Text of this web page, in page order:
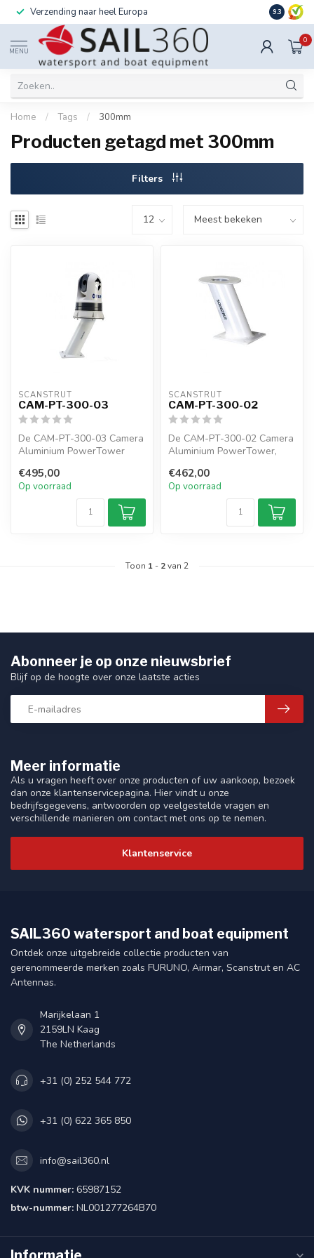
Verzending naar heel Europa Ook
9.3
MENU
0
Home / Tags / 300mm
Producten getagd met 300mm
Filters
SCANSTRUT
CAM-PT-300-03
De CAM-PT-300-03 Camera
Aluminium PowerTower
300mm (12"). H...
€495,00
Op voorraad
SCANSTRUT
CAM-PT-300-02
De CAM-PT-300-02 Camera
Aluminium PowerTower,
ontworpe...
€462,00
Op voorraad
Toon 1 - 2van 2
Meer informatie
Als u vragen heeft over onze producten of uw aankoop, bezoek
dan onze klantenservicepagina. Hier vindt u onze
bedrijfsgegevens, antwoorden op veelgestelde vragen en
verschillende manieren om contact met ons op te nemen.
Klantenservice
Abonneer je op onze nieuwsbrief
Blijf op de hoogte over onze laatste acties
SAIL360 watersport and boat equipment
Ontdek onze uitgebreide collectie producten van
gerenommeerde merken zoals FURUNO, Airmar, Scanstrut en AC
Antennas.
Marijkelaan 1
2159LN Kaag
The Netherlands
+31 (0) 252 544 772
+31 (0) 622 365 850
info@sail360.nl
KVK nummer: 65987152
btw-nummer: NL001277264B70